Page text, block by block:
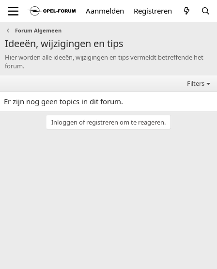
Aanmelden Registreren
Forum Algemeen
Ideeën, wijzigingen en tips
Hier worden alle ideeën, wijzigingen en tips vermeldt betreffende het
forum.
Filters
Er zijn nog geen topics in dit forum.
Inloggen of registreren om te reageren.